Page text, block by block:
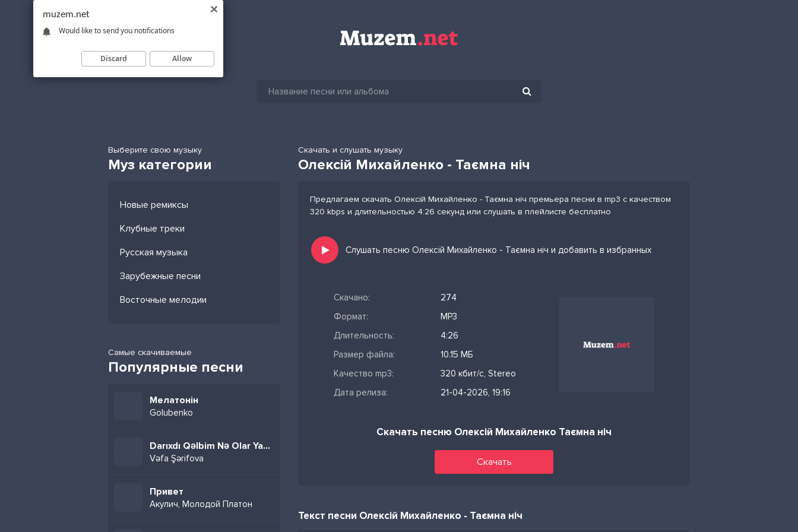
Выберите свою музыку
Муз категории
Новые ремиксы
Клубные треки
Русская музыка
Зарубежные песни
Восточные мелодии
Самые скачиваемые
Популярные песни
Мелатонін
Golubenko
Darıxdı Qəlbim Nə Olar Yaz Mənə
Vəfa Şərifova
Привет
Акулич, Молодой Платон
Скачать и слушать музыку
Олексій Михайленко - Таємна ніч
Предлагаем скачать Олексій Михайленко - Таємна ніч премьера песни в mp3 с качеством
320 kbps и длительностью 4:26 секунд или слушать в плейлисте бесплатно
Слушать песню Олексій Михайленко - Таємна ніч и добавить в избранных
Скачано:
274
Формат:
MP3
Длительность:
4:26
Размер файла:
10.15 МБ
Качество mp3:
320 кбит/с, Stereo
Дата релиза:
21-04-2026, 19:16
Скачать песню Олексій Михайленко Таємна ніч
Скачать
Текст песни Олексій Михайленко - Таємна ніч
muzem.net
Would like to send you notifications
Discard Allow